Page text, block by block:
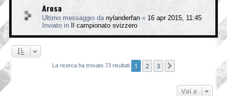
Arosa
Ultimo messaggio da nylanderfan « 16 apr 2015, 11:45
Inviato in
Il campionato svizzero
La ricerca ha trovato 73 risultati 1 2 3
Vai a